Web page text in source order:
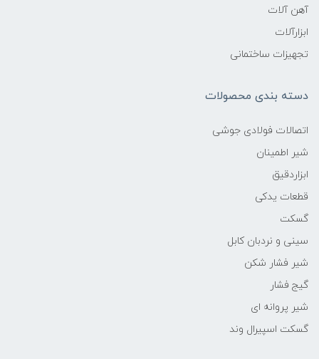
آهن آلات
ابزارآلات
تجهیزات ساختمانی
دسته بندی محصولات
اتصالات فولادی جوشی
شیر اطمینان
ابزاردقیق
قطعات یدکی
گسکت
سینی و نردبان کابل
شیر فشار شکن
گیج فشار
شیر پروانه ای
گسکت اسپیرال وند